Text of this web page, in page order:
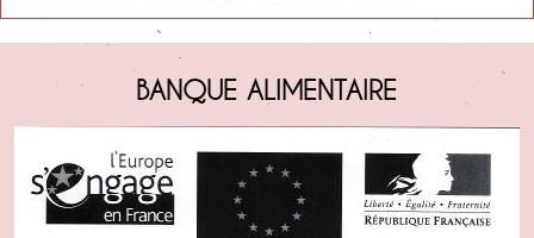
Dominique RAYNAUD
Membres
Responsable
Maryse LEFOUR
Julien PERRIN
Responsable
Jean-Pierre DIAS
Président
Julien PERRIN
Responsable
Président
Julien PERRIN
BANQUE ALIMENTAIRE